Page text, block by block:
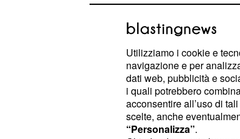
Infatti, il pilota inglese, ha
1:41814, un tempo di tutto
Utilizziamo i cookie e
navigazione e per
dati web, pubblicità e
i quali potrebbero
acconsentire all’uso di
scelte, anche
“Personalizza”.